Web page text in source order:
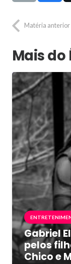
Matéria anterior
Mais do
Gabriel
pelos
Chico e